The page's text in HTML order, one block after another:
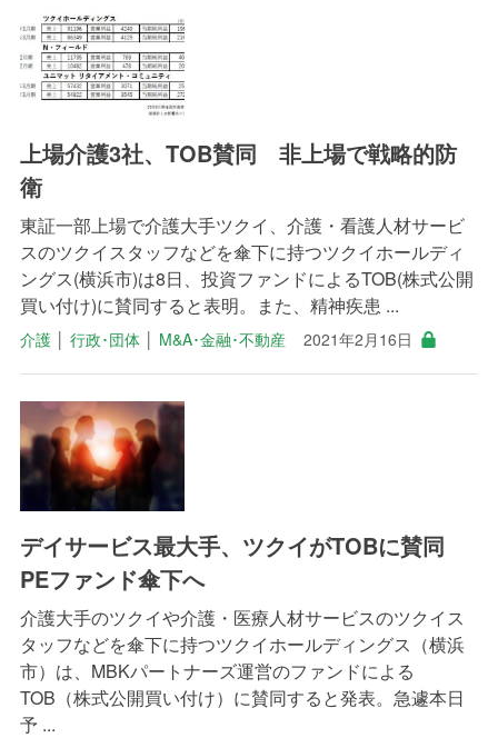
上場介護3社、TOB賛同 非上場で戦略的防
衛
東証一部上場で介護大手ツクイ、介護・看護人材サービ
スのツクイスタッフなどを傘下に持つツクイホールディ
ングス(横浜市)は8日、投資ファンドによるTOB(株式公開
買い付け)に賛同すると表明。また、精神疾患 ...
介護│ 行政･団体│ M&A･金融･不動産 2021年2月16日
デイサービス最大手、ツクイがTOBに賛同
PEファンド傘下へ
介護大手のツクイや介護・医療人材サービスのツクイス
タッフなどを傘下に持つツクイホールディングス（横浜
市）は、MBKパートナーズ運営のファンドによる
TOB（株式公開買い付け）に賛同すると発表。急遽本日
予 ...